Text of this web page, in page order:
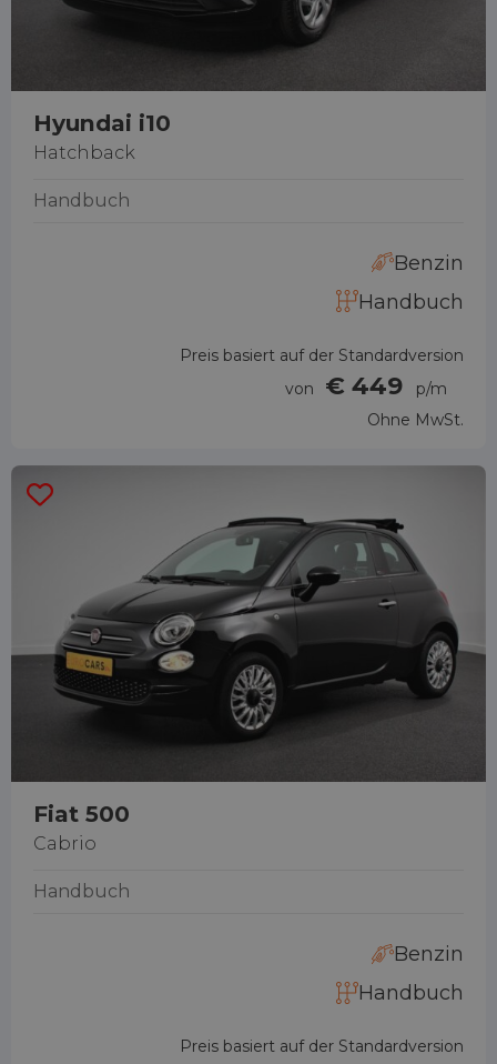
Hyundai i10
Hatchback
Handbuch
Benzin
Handbuch
Preis basiert auf der Standardversion
von
€ 449
p/m
Ohne MwSt.
Fiat 500
Cabrio
Handbuch
Benzin
Handbuch
Preis basiert auf der Standardversion